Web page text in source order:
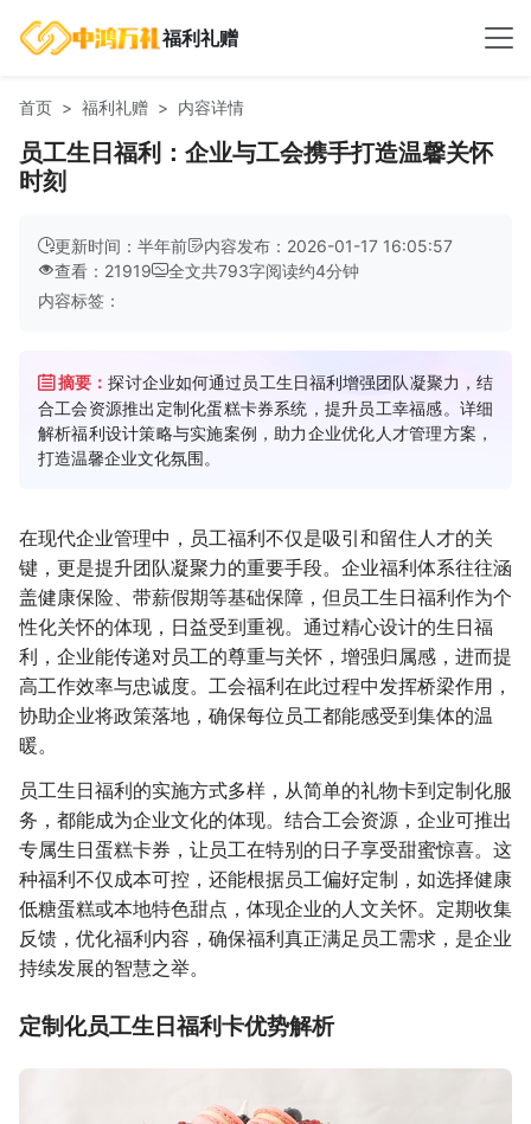
福利礼赠
首页 福利礼赠 内容详情
员工生日福利：企业与工会携手打造温馨关怀
时刻
更新时间：半年前
内容发布：2026-01-17 16:05:57
查看：21919
全文共793字阅读约4分钟
内容标签：
摘要：探讨企业如何通过员工生日福利增强团队凝聚力，结
合工会资源推出定制化蛋糕卡券系统，提升员工幸福感。详细
解析福利设计策略与实施案例，助力企业优化人才管理方案，
打造温馨企业文化氛围。
在现代企业管理中，员工福利不仅是吸引和留住人才的关
键，更是提升团队凝聚力的重要手段。企业福利体系往往涵
盖健康保险、带薪假期等基础保障，但员工生日福利作为个
性化关怀的体现，日益受到重视。通过精心设计的生日福
利，企业能传递对员工的尊重与关怀，增强归属感，进而提
高工作效率与忠诚度。工会福利在此过程中发挥桥梁作用，
协助企业将政策落地，确保每位员工都能感受到集体的温
暖。
员工生日福利的实施方式多样，从简单的礼物卡到定制化服
务，都能成为企业文化的体现。结合工会资源，企业可推出
专属生日蛋糕卡券，让员工在特别的日子享受甜蜜惊喜。这
种福利不仅成本可控，还能根据员工偏好定制，如选择健康
低糖蛋糕或本地特色甜点，体现企业的人文关怀。定期收集
反馈，优化福利内容，确保福利真正满足员工需求，是企业
持续发展的智慧之举。
定制化员工生日福利卡优势解析